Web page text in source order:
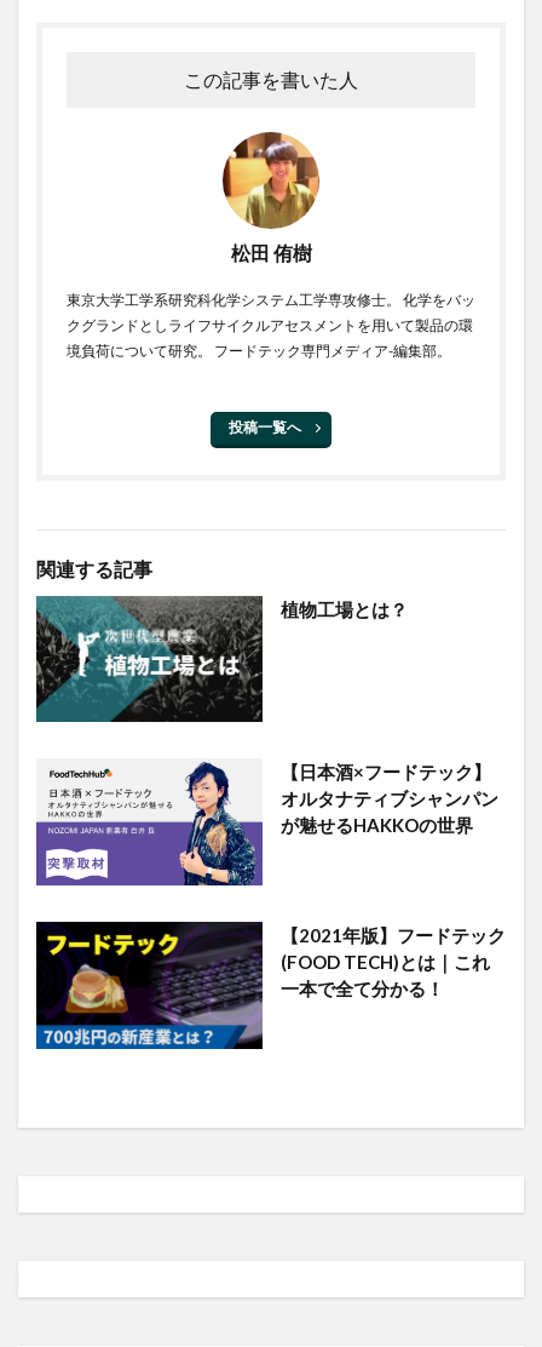
この記事を書いた人
松田 侑樹
東京大学工学系研究科化学システム工学専攻修士。 化学をバッ
クグランドとしライフサイクルアセスメントを用いて製品の環
境負荷について研究。 フードテック専門メディア-編集部。
投稿一覧へ
関連する記事
植物工場とは？
【日本酒×フードテック】
オルタナティブシャンパン
が魅せるHAKKOの世界
【2021年版】フードテック
(FOOD TECH)とは｜これ
一本で全て分かる！